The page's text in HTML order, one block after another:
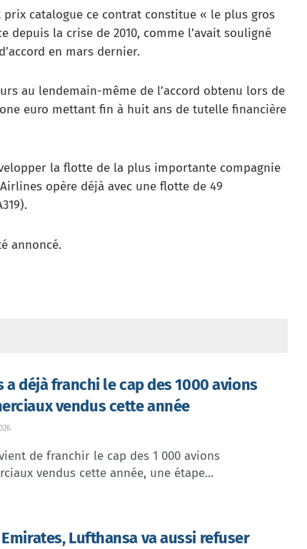
catalogue ce contrat constitue « le plus gros
depuis la crise de 2010, comme l’avait souligné
en mars dernier.
au lendemain-même de l’accord obtenu lors de
euro mettant fin à huit ans de tutelle financière
la flotte de la plus importante compagnie
opère déjà avec une flotte de 49
annoncé.
a déjà franchi le cap des 1000 avions
vendus cette année
de franchir le cap des 1 000 avions
vendus cette année, une étape...
Lufthansa va aussi refuser